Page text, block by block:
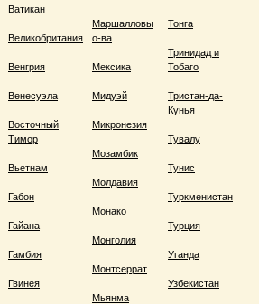
Ватикан
Великобритания
Венгрия
Венесуэла
Восточный
Тимор
Вьетнам
Габон
Гайана
Гамбия
Гвинея
Маршалловы
о-ва
Мексика
Мидуэй
Микронезия
Мозамбик
Молдавия
Монако
Монголия
Монтсеррат
Мьянма
Тонга
Тринидад и
Тобаго
Тристан-да-
Кунья
Тувалу
Тунис
Туркменистан
Турция
Уганда
Узбекистан